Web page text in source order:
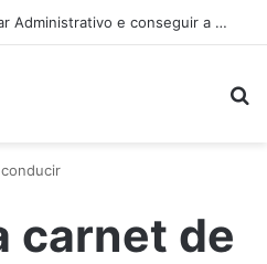
Como trabalhar de Auxiliar Administrativo e conseguir a primeira vaga rápido
carnet de